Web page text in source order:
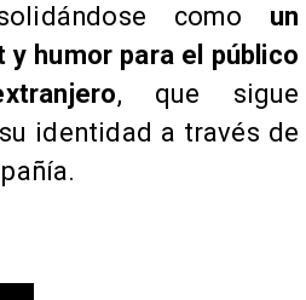
como un
humor para el público
, que sigue
identidad a través de